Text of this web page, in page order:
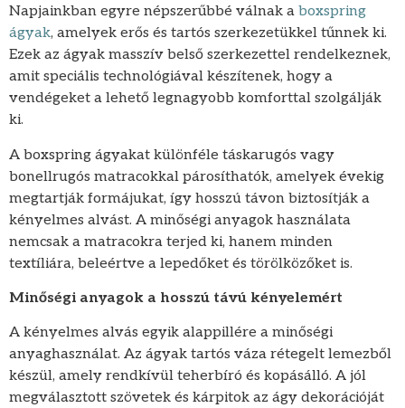
Napjainkban egyre népszerűbbé válnak a boxspring
ágyak, amelyek erős és tartós szerkezetükkel tűnnek ki.
Ezek az ágyak masszív belső szerkezettel rendelkeznek,
amit speciális technológiával készítenek, hogy a
vendégeket a lehető legnagyobb komforttal szolgálják
ki.
A boxspring ágyakat különféle táskarugós vagy
bonellrugós matracokkal párosíthatók, amelyek évekig
megtartják formájukat, így hosszú távon biztosítják a
kényelmes alvást. A minőségi anyagok használata
nemcsak a matracokra terjed ki, hanem minden
textíliára, beleértve a lepedőket és törölközőket is.
Minőségi anyagok a hosszú távú kényelemért
A kényelmes alvás egyik alappillére a minőségi
anyaghasználat. Az ágyak tartós váza rétegelt lemezből
készül, amely rendkívül teherbíró és kopásálló. A jól
megválasztott szövetek és kárpitok az ágy dekorációját